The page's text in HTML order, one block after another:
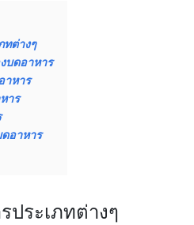
ทต่างๆ
บดอาหาร
าหาร
าร
อาหาร
ประเภทต่างๆ